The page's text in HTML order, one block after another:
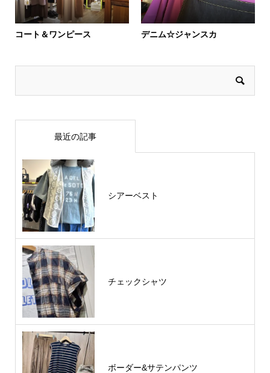
コート＆ワンピース デニム☆ジャンスカ
最近の記事
シアーベスト
チェックシャツ
ボーダー&サテンパンツ